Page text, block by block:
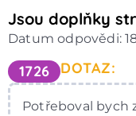
Jsou doplňky
Datum odpovědi:
1726 DOTAZ:
Potřeboval bych